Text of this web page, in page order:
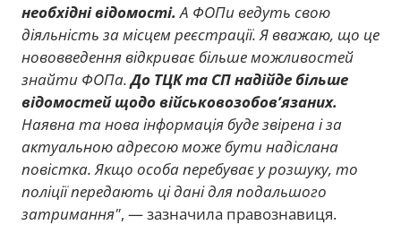
необхідні відомості. А ФОПи ведуть свою
діяльність за місцем реєстрації. Я вважаю, що це
нововведення відкриває більше можливостей
знайти ФОПа.До ТЦК та СП надійде більше
відомостей щодо військовозобов’язаних.
Наявна та нова інформація буде звірена і за
актуальною адресою може бути надіслана
повістка. Якщо особа перебуває у розшуку, то
поліції передають ці дані для подальшого
затримання", — зазначила правознавиця.